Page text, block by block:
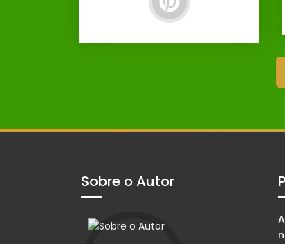
Sobre o Autor